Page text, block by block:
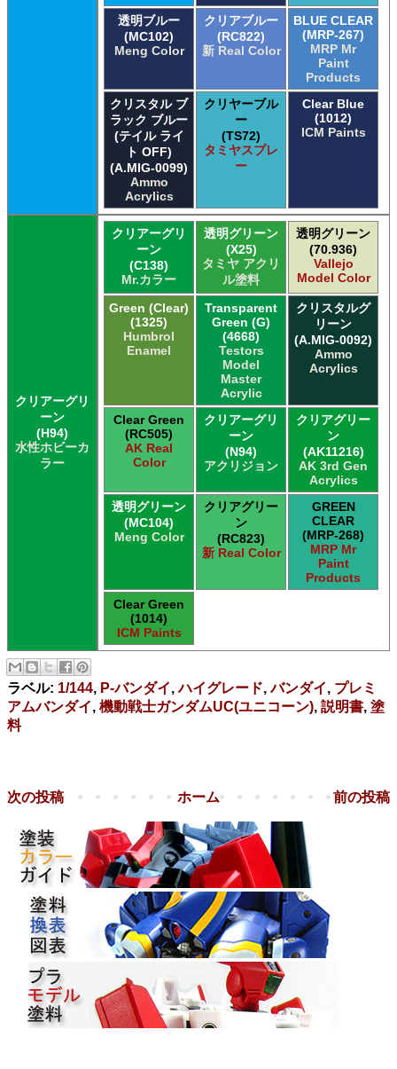
透明ブルー
(MC102)
Meng Color
クリアブルー
(RC822)
新 Real Color
BLUE CLEAR
(MRP-267)
MRP Mr
Paint
Products
クリスタル ブ
ラック ブルー
(テイル ライ
ト OFF)
(A.MIG-0099)
Ammo
Acrylics
クリヤーブル
ー
(TS72)
タミヤスプレ
ー
Clear Blue
(1012)
ICM Paints
クリアーグリ
ーン
(H94)
水性ホビーカ
ラー
クリアーグリ
ーン
(C138)
Mr.カラー
透明グリーン
(X25)
タミヤ アクリ
ル塗料
透明グリーン
(70.936)
Vallejo
Model Color
Green (Clear)
(1325)
Humbrol
Enamel
Transparent
Green (G)
(4668)
Testors
Model
Master
Acrylic
クリスタルグ
リーン
(A.MIG-0092)
Ammo
Acrylics
Clear Green
(RC505)
AK Real
Color
クリアーグリ
ーン
(N94)
アクリジョン
クリアグリー
ン
(AK11216)
AK 3rd Gen
Acrylics
透明グリーン
(MC104)
Meng Color
クリアグリー
ン
(RC823)
新 Real Color
GREEN
CLEAR
(MRP-268)
MRP Mr
Paint
Products
Clear Green
(1014)
ICM Paints
ラベル: 1/144, P-バンダイ,ハイグレード,バンダイ, プレミ
アムバンダイ, 機動戦士ガンダムUC(ユニコーン), 説明書, 塗
料
次の投稿 前の投稿
ホーム